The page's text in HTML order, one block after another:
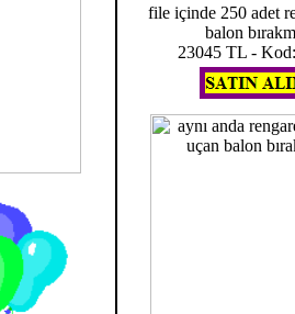
file içinde 250 adet
balon
23045 TL -